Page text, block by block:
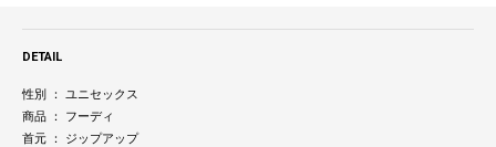
DETAIL
性別 ： ユニセックス
商品 ： フーディ
首元 ： ジップアップ